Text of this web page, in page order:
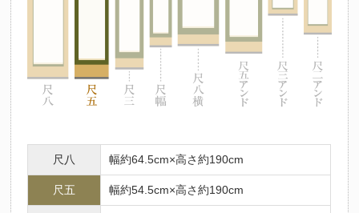
尺八 幅約64.5cm×高さ約190cm
尺五 幅約54.5cm×高さ約190cm